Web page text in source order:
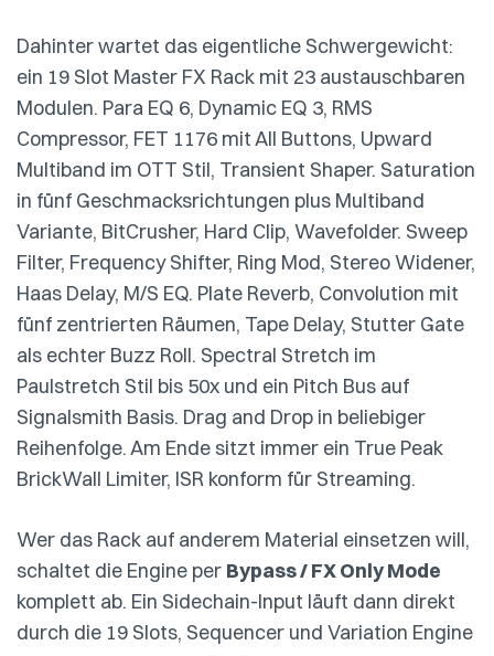
Dahinter wartet das eigentliche Schwergewicht:
ein 19 Slot Master FX Rack mit 23 austauschbaren
Modulen. Para EQ 6, Dynamic EQ 3, RMS
Compressor, FET 1176 mit All Buttons, Upward
Multiband im OTT Stil, Transient Shaper. Saturation
in fünf Geschmacksrichtungen plus Multiband
Variante, BitCrusher, Hard Clip, Wavefolder. Sweep
Filter, Frequency Shifter, Ring Mod, Stereo Widener,
Haas Delay, M/S EQ. Plate Reverb, Convolution mit
fünf zentrierten Räumen, Tape Delay, Stutter Gate
als echter Buzz Roll. Spectral Stretch im
Paulstretch Stil bis 50x und ein Pitch Bus auf
Signalsmith Basis. Drag and Drop in beliebiger
Reihenfolge. Am Ende sitzt immer ein True Peak
BrickWall Limiter, ISR konform für Streaming.
Wer das Rack auf anderem Material einsetzen will,
schaltet die Engine per Bypass / FX Only Mode
komplett ab. Ein Sidechain-Input läuft dann direkt
durch die 19 Slots, Sequencer und Variation Engine